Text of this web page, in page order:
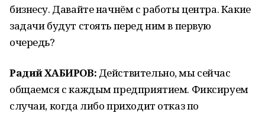
бизнесу. Давайте начнём с работы центра. Какие
задачи будут стоять перед ним в первую
очередь?
Радий ХАБИРОВ: Действительно, мы сейчас
общаемся с каждым предприятием. Фиксируем
случаи, когда либо приходит отказ по